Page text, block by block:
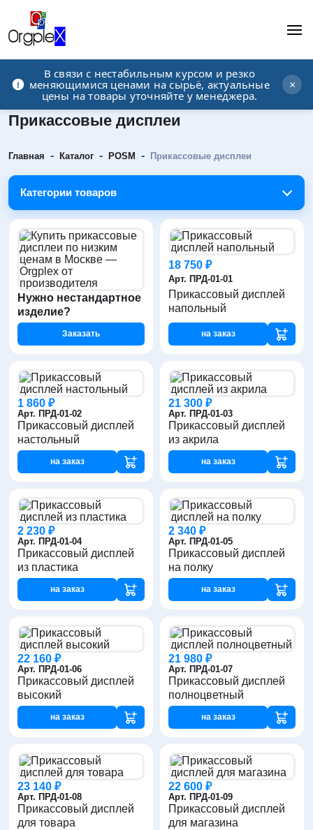
В связи с нестабильным курсом и резко
меняющимися ценами на сырьё, актуальные
цены на товары уточняйте у менеджера.
×
Рекламно-производственная компания
Прикассовые дисплеи
Главная - Каталог - POSM - Прикассовые дисплеи
Категории товаров
Нужно нестандартное
изделие?
Заказать
18 750 ₽
Арт. ПРД-01-01
Прикассовый дисплей
напольный
на заказ
1 860 ₽
Арт. ПРД-01-02
Прикассовый дисплей
настольный
на заказ
21 300 ₽
Арт. ПРД-01-03
Прикассовый дисплей
из акрила
на заказ
2 230 ₽
Арт. ПРД-01-04
Прикассовый дисплей
из пластика
на заказ
2 340 ₽
Арт. ПРД-01-05
Прикассовый дисплей
на полку
на заказ
22 160 ₽
Арт. ПРД-01-06
Прикассовый дисплей
высокий
на заказ
21 980 ₽
Арт. ПРД-01-07
Прикассовый дисплей
полноцветный
на заказ
23 140 ₽
Арт. ПРД-01-08
Прикассовый дисплей
для товара
22 600 ₽
Арт. ПРД-01-09
Прикассовый дисплей
для магазина